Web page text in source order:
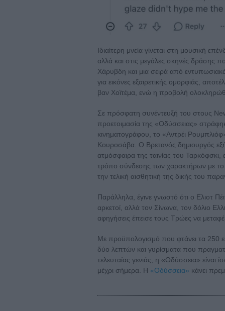
Ιδιαίτερη μνεία γίνεται στη μουσική
αλλά και στις μεγάλες σκηνές δράσης
Χάρυβδη και μια σειρά από
για εικόνες εξαιρετικής ομορφιάς,
βαν Χοϊτέμα, ενώ η προβολή
Σε πρόσφατη συνέντευξή του στους
προετοιμασία της «Οδύσσειας»
κινηματογράφου, το «Αντρέι
Κουροσάβα. Ο Βρετανός δημιουργός
ατμόσφαιρα της ταινίας του
τρόπο σύνδεσης των χαρακτήρων με το
την τελική αισθητική της δικής του
Παράλληλα, έγινε γνωστό ότι ο Ελιοτ
αρκετοί, αλλά τον Σίνωνα, τον δόλιο
αφηγήσεις έπεισε τους Τρώες να
Με προϋπολογισμό που φτάνει τα 250
δύο λεπτών και γυρίσματα που
τελευταίας γενιάς, η «Οδύσσεια» είναι
μέχρι σήμερα. Η «Οδύσσεια» κάνει